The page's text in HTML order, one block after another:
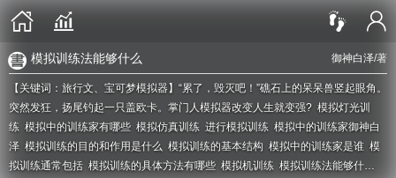
御神白泽/著
模拟训练法能够什么
【关键词：旅行文、宝可梦模拟器】“累了，毁灭吧！”礁石上的呆呆兽竖起眼角。
突然发狂，扬尾钓起一只盖欧卡。 掌门人模拟器改变人生就变强? 模拟灯光训
练 模拟中的训练家有哪些 模拟仿真训练 进行模拟训练 模拟中的训练家御神白
泽 模拟训练的目的和作用是什么 模拟训练的基本结构 模拟中的训练家是谁 模
拟训练通常包括 模拟训练的具体方法有哪些 模拟机训练 模拟训练法能够什